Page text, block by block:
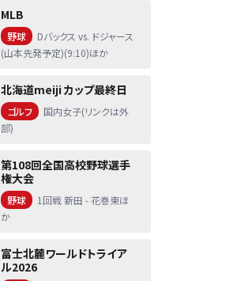
MLB
野球
Dバックス vs. ドジャース
(山本先発予定)(9:10)ほか
北海道meiji カップ最終日
ゴルフ
国内女子(リンクは外
部)
第108回全国高校野球選手
権大会
野球
1回戦 新田 - 花巻東ほ
か
富士北麓ワールドトライア
ル2026